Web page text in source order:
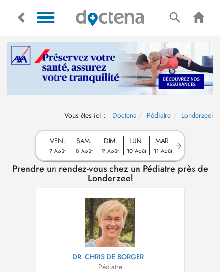
Vous êtes ici : Doctena Pédiatre Londerzeel
VEN.
7 Août
SAM.
8 Août
DIM.
9 Août
LUN.
10 Août
MAR.
11 Août
Prendre un rendez-vous chez un Pédiatre près de
Londerzeel
DR. CHRIS DE BORGER
Pédiatre